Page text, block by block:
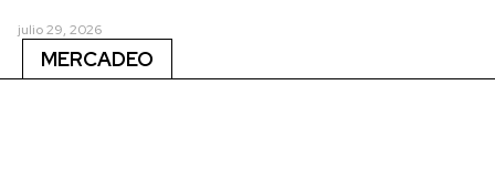
julio 29, 2026
MERCADEO